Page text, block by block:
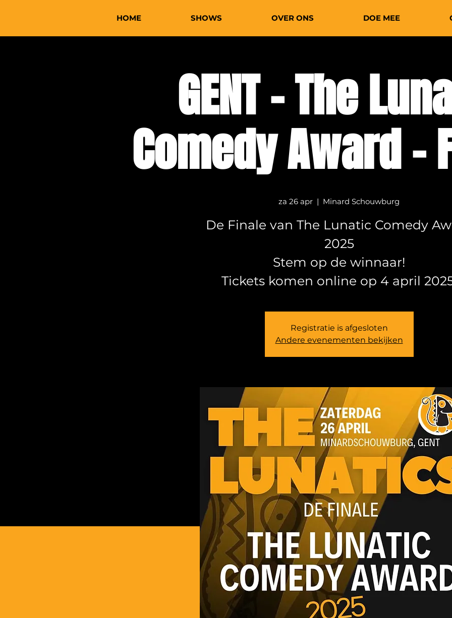
HOME SHOWS OVER ONS DOE MEE
GENT - The
Comedy Award -
za 26 apr
  |
Minard Schouwburg
De Finale van The Lunatic Comedy
2025
Stem op de winnaar!
Tickets komen online op 4 april
Registratie is afgesloten
Andere evenementen bekijken